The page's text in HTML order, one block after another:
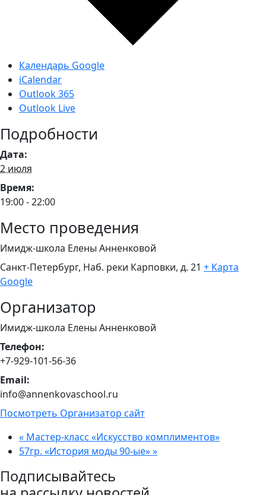
Календарь Google
iCalendar
Outlook 365
Outlook Live
Подробности
Дата:
2 июля
Время:
19:00 - 22:00
Место проведения
Имидж-школа Елены Анненковой
Санкт-Петербург, Наб. реки Карповки, д. 21 + Карта
Google
Организатор
Имидж-школа Елены Анненковой
Телефон:
+7-929-101-56-36
Email:
info@annenkovaschool.ru
Посмотреть Организатор сайт
« Мастер-класс «Искусство комплиментов»
57гр. «История моды 90-ые»»
Подписывайтесь